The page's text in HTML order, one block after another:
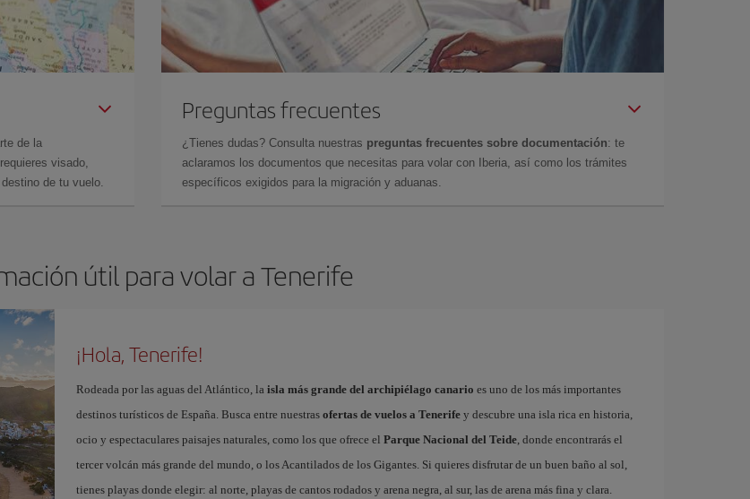
de la
visado,
de tu vuelo.
Preguntas frecuentes
¿Tienes dudas? Consulta nuestras preguntas frecuentes sobre documentación: te
aclaramos los documentos que necesitas para volar con Iberia, así como los trámites
específicos exigidos para la migración y aduanas.
útil para volar a Tenerife
¡Hola, Tenerife!
Rodeada por las aguas del Atlántico, la isla más grande del archipiélago canario es uno de los más importantes
destinos turísticos de España. Busca entre nuestras ofertas de vuelos a Tenerifey descubre una isla rica en historia,
ocio y espectaculares paisajes naturales, como los que ofrece el Parque Nacional del Teide, donde encontrarás el
tercer volcán más grande del mundo, o los Acantilados de los Gigantes. Si quieres disfrutar de un buen baño al sol,
tienes playas donde elegir: al norte, playas de cantos rodados y arena negra, al sur, las de arena más fina y clara.